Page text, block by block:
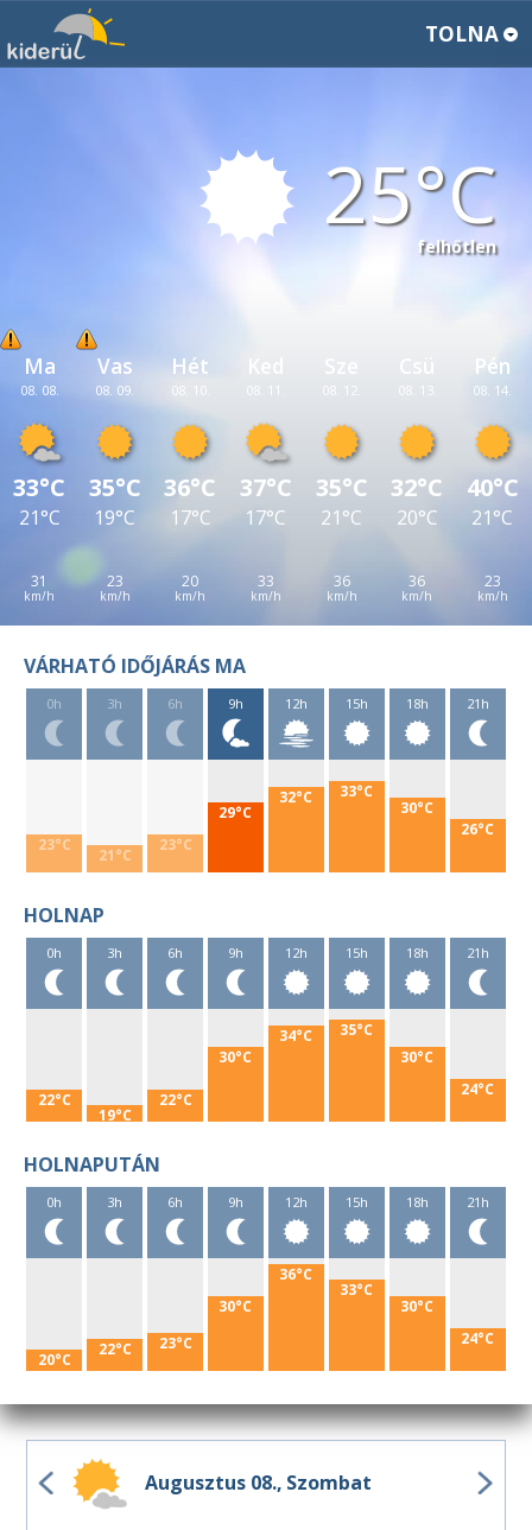
TOLNA
25
felhőtlen
Ma
08. 08.
33°C
21°C
31
Vas
08. 09.
35°C
19°C
23
Hét
08. 10.
36°C
17°C
20
08. 11.
37°C
17°C
33
08. 12.
35°C
21°C
36
08. 13.
32°C
20°C
36
Pén
08. 14.
40°C
21°C
23
VÁRHATÓ IDŐJÁRÁS MA
0h
23°C
3h
21°C
6h
23°C
9h
29°C
12h
32°C
15h
33°C
18h
30°C
21h
26°C
HOLNAP
0h
22°C
3h
19°C
6h
22°C
9h
30°C
12h
34°C
15h
35°C
18h
30°C
21h
24°C
HOLNAPUTÁN
0h
20°C
3h
22°C
6h
23°C
9h
30°C
12h
36°C
15h
33°C
18h
30°C
21h
24°C
Augusztus 08. Szombat